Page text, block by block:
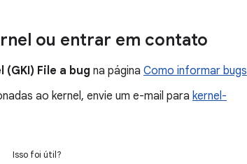
ou entrar em contato
(GKI) File a bug na página Como informar bugs
ao kernel, envie um e-mail para kernel-
Isso foi útil?